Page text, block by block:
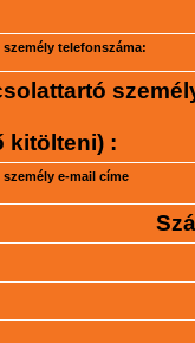
telefonszáma:
kitölteni) :
e-mail címe